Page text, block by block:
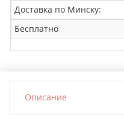
Доставка по Минску:
Бесплатно
Описание